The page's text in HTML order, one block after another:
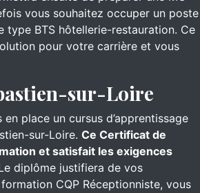
vous souhaitez occuper un poste
BTS hôtellerie-restauration. Ce
pour votre carrière et vous
sur-Loire
place un cursus d’apprentissage
sur-Loire. Ce Certificat de
et satisfait les exigences
diplôme justifiera de vos
CQP Réceptionniste, vous